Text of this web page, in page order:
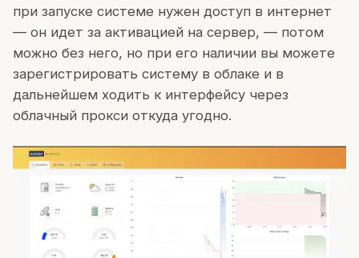
при запуске системе нужен доступ в интернет
— он идет за активацией на сервер, — потом
можно без него, но при его наличии вы можете
зарегистрировать систему в облаке и в
дальнейшем ходить к интерфейсу через
облачный прокси откуда угодно.